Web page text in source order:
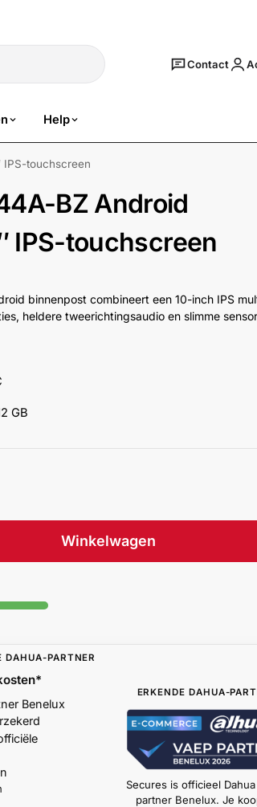
Zoeken
Contact
Help
IPS-touchscreen
BZ Android
IPS-touchscreen
binnenpost combineert een 10-inch IPS
heldere tweerichtingsaudio en slimme
GB
Winkelwagen
DAHUA-PARTNER
Benelux
ERKENDE DAHUA-
Secures is officieel Dahua
partner Benelux. Je